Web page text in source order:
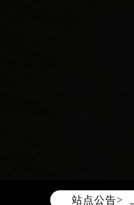
站点公告>